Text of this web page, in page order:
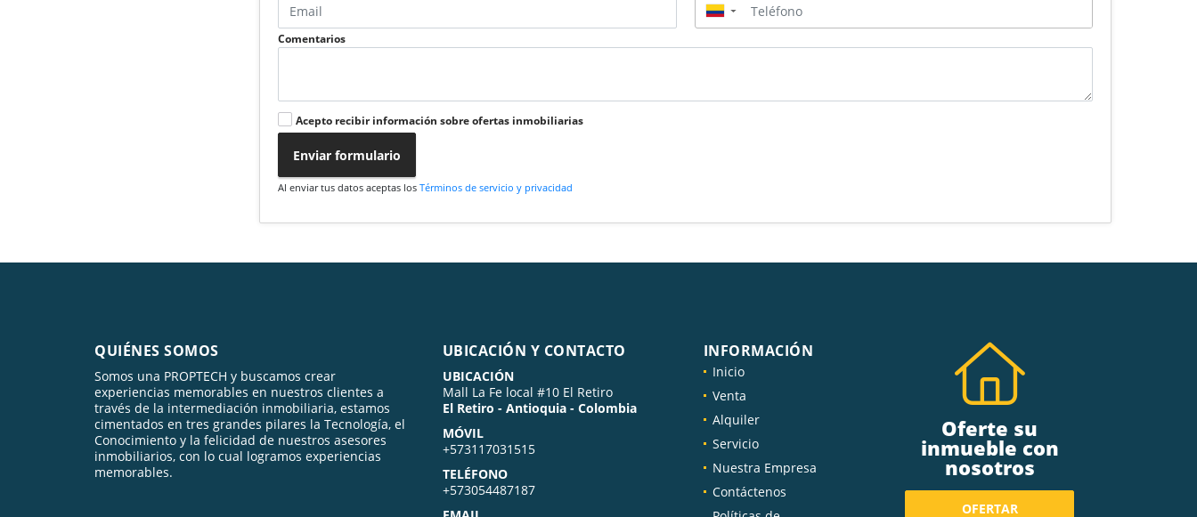
▼
Comentarios
Acepto recibir información sobre ofertas inmobiliarias
Enviar formulario
Al enviar tus datos aceptas losTérminos de servicio y privacidad
QUIÉNES SOMOS
Somos una PROPTECH y buscamos crear
experiencias memorables en nuestros clientes a
través de la intermediación inmobiliaria, estamos
cimentados en tres grandes pilares la Tecnología, el
Conocimiento y la felicidad de nuestros asesores
inmobiliarios, con lo cual logramos experiencias
memorables.
UBICACIÓN Y CONTACTO
UBICACIÓN
Mall La Fe local #10 El Retiro
El Retiro - Antioquia - Colombia
MÓVIL
+573117031515
TELÉFONO
+573054487187
INFORMACIÓN
Inicio
Venta
Alquiler
Servicio
Nuestra Empresa
Contáctenos
Oferte su
inmueble con
nosotros
OFERTAR